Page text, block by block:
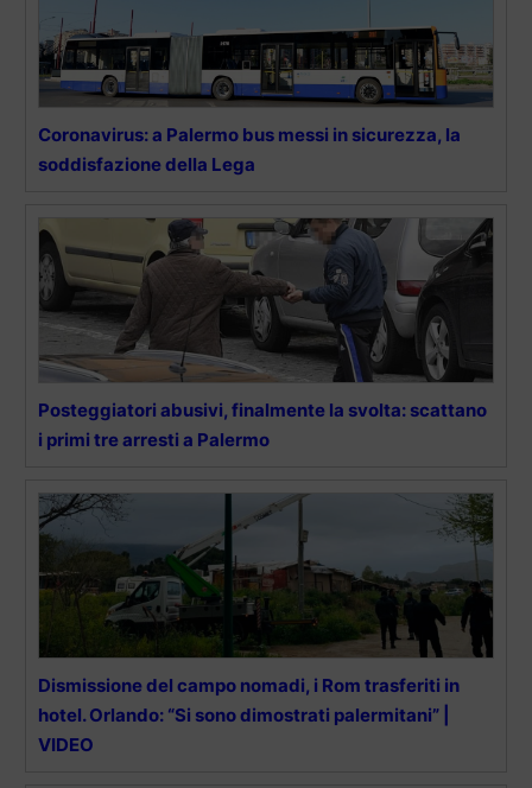
Coronavirus: a Palermo bus messi in sicurezza, la
soddisfazione della Lega
Posteggiatori abusivi, finalmente la svolta: scattano
i primi tre arresti a Palermo
Dismissione del campo nomadi, i Rom trasferiti in
hotel. Orlando: “Si sono dimostrati palermitani” |
VIDEO